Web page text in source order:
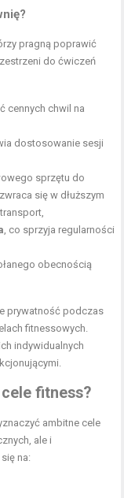
pragną poprawić
do ćwiczeń
cennych chwil na
dostosowanie sesji
sprzętu do
się w dłuższym
, co sprzyja regularności
obecnością
prywatność podczas
fitnessowych.
indywidualnych
fitness?
ambitne cele
ale i
na: